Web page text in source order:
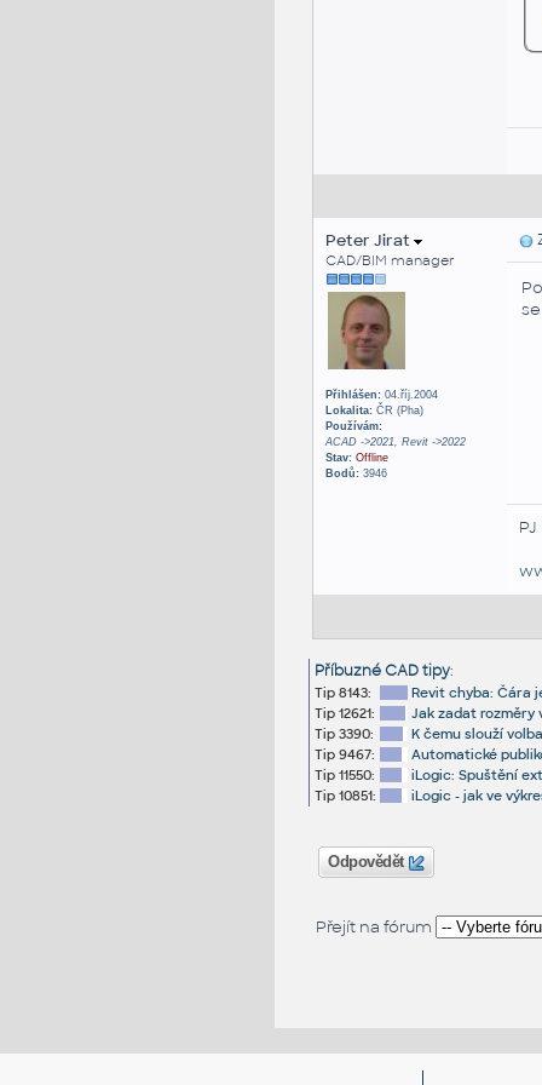
Peter Jirat
CAD/BIM manager
Přihlášen:04.říj.2004
Lokalita:ČR (Pha)
Používám:
ACAD ->2021, Revit ->2022
Stav: Offline
Bodů:3946
PJ
Příbuzné CAD tipy:
Tip 8143:
Revit chyba: Čára
Tip 12621:
Jak zadat rozměry
Tip 3390:
K čemu slouží
Tip 9467:
Automatické
Tip 11550:
iLogic: Spuštění
Tip 10851:
iLogic - jak ve
Odpovědět
Přejít na fórum